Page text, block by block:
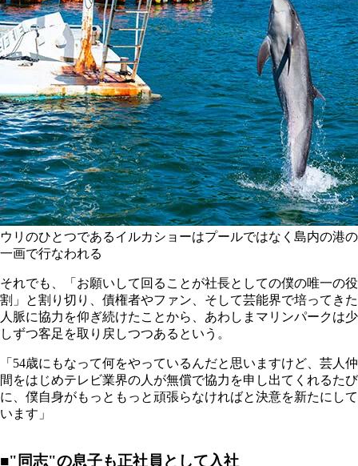
ウリのひとつであるイルカショーはプールではなく島内の港の
一画で行なわれる
それでも、「お願いして回ることが社長としての僕の唯一の役
割」と割り切り、債権者やファン、そして芸能界で培ってきた
人脈に協力を仰ぎ続けたことから、あわしまマリンパークは少
しずつ客足を取り戻しつつあるという。
「54歳にもなって何をやっているんだと思いますけど、芸人仲
間をはじめテレビ業界の人が無償で協力を申し出てくれるたび
に、僕自身がもっともっと頑張らなければと決意を新たにして
います」
■"同志"の息子も正社員として入社